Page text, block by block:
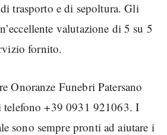
trasporto e di sepoltura. Gli
valutazione di 5 su 5
fornito.
Onoranze Funebri Patersano
+39 0931 921063. I
sono sempre pronti ad aiutare i